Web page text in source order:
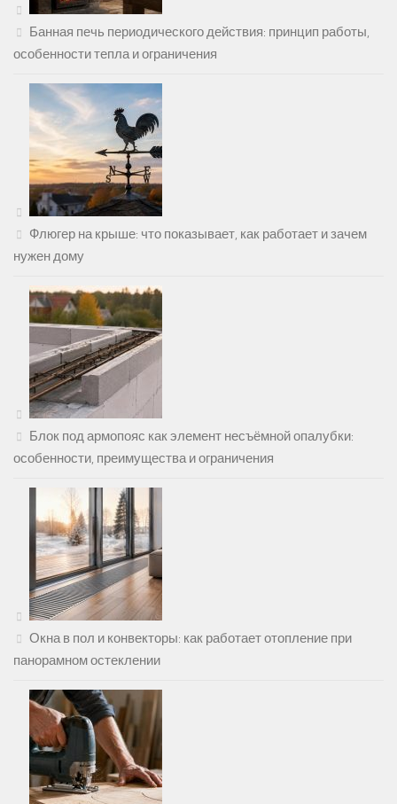
Банная печь периодического действия: принцип работы,
особенности тепла и ограничения
Флюгер на крыше: что показывает, как работает и зачем
нужен дому
Блок под армопояс как элемент несъёмной опалубки:
особенности, преимущества и ограничения
Окна в пол и конвекторы: как работает отопление при
панорамном остеклении